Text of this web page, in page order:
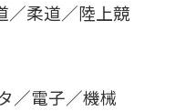
／柔道／陸上競
／電子／機械